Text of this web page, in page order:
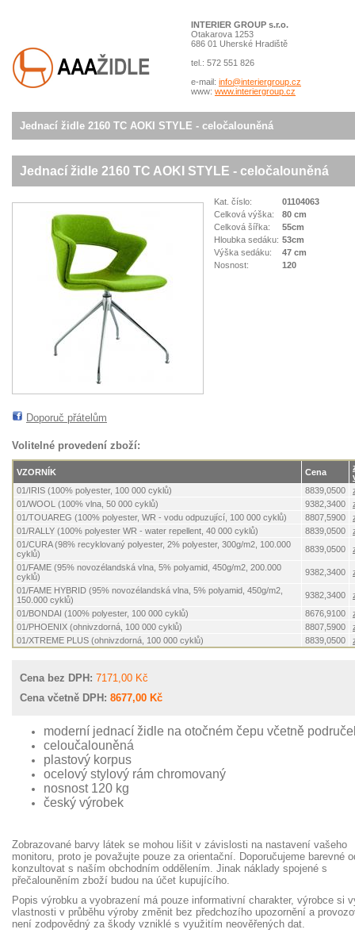
INTERIER GROUP s.r.o.
Otakarova 1253
686 01 Uherské Hradiště
tel.: 572 551 826
e-mail: info@interiergroup.cz
www: www.interiergroup.cz
Jednací židle 2160 TC AOKI STYLE - celočalouněná
Jednací židle 2160 TC AOKI STYLE - celočalouněná
Kat. číslo:
01104063
Celková výška:
80 cm
Celková šířka:
55cm
Hloubka sedáku: 53cm
Výška sedáku:
47 cm
Nosnost:
120
Doporuč přátelům
Volitelné provedení zboží:
VZORNÍK Cena
01/IRIS (100% polyester, 100 000 cyklů)
8839,0500
01/WOOL (100% vlna, 50 000 cyklů)
9382,3400
01/TOUAREG (100% polyester, WR - vodu odpuzující, 100 000 cyklů)
8807,5900
01/RALLY (100% polyester WR - water repellent, 40 000 cyklů)
8839,0500
01/CURA (98% recyklovaný polyester, 2% polyester, 300g/m2, 100.000
cyklů)
8839,0500
01/FAME (95% novozélandská vlna, 5% polyamid, 450g/m2, 200.000
cyklů)
9382,3400
01/FAME HYBRID (95% novozélandská vlna, 5% polyamid, 450g/m2,
150.000 cyklů)
9382,3400
01/BONDAI (100% polyester, 100 000 cyklů)
8676,9100
01/PHOENIX (ohnivzdorná, 100 000 cyklů)
8807,5900
01/XTREME PLUS (ohnivzdorná, 100 000 cyklů)
8839,0500
Cena bez DPH: 7171,00 Kč
Cena včetně DPH: 8677,00 Kč
moderní jednací židle na otočném čepu včetně
celoučalouněná
plastový korpus
ocelový stylový rám chromovaný
nosnost 120 kg
český výrobek
Zobrazované barvy látek se mohou lišit v závislosti na nastavení vašeho
monitoru, proto je považujte pouze za orientační. Doporučujeme barevné
konzultovat s naším obchodním oddělením. Jinak náklady spojené s
přečalouněním zboží budou na účet kupujícího.
Popis výrobku a vyobrazení má pouze informativní charakter, výrobce si
vlastnosti v průběhu výroby změnit bez předchozího upozornění a
není zodpovědný za škody vzniklé s využitím neověřených dat.